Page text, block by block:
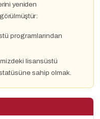
yeniden
programlarından
lisansüstü
sahip olmak.